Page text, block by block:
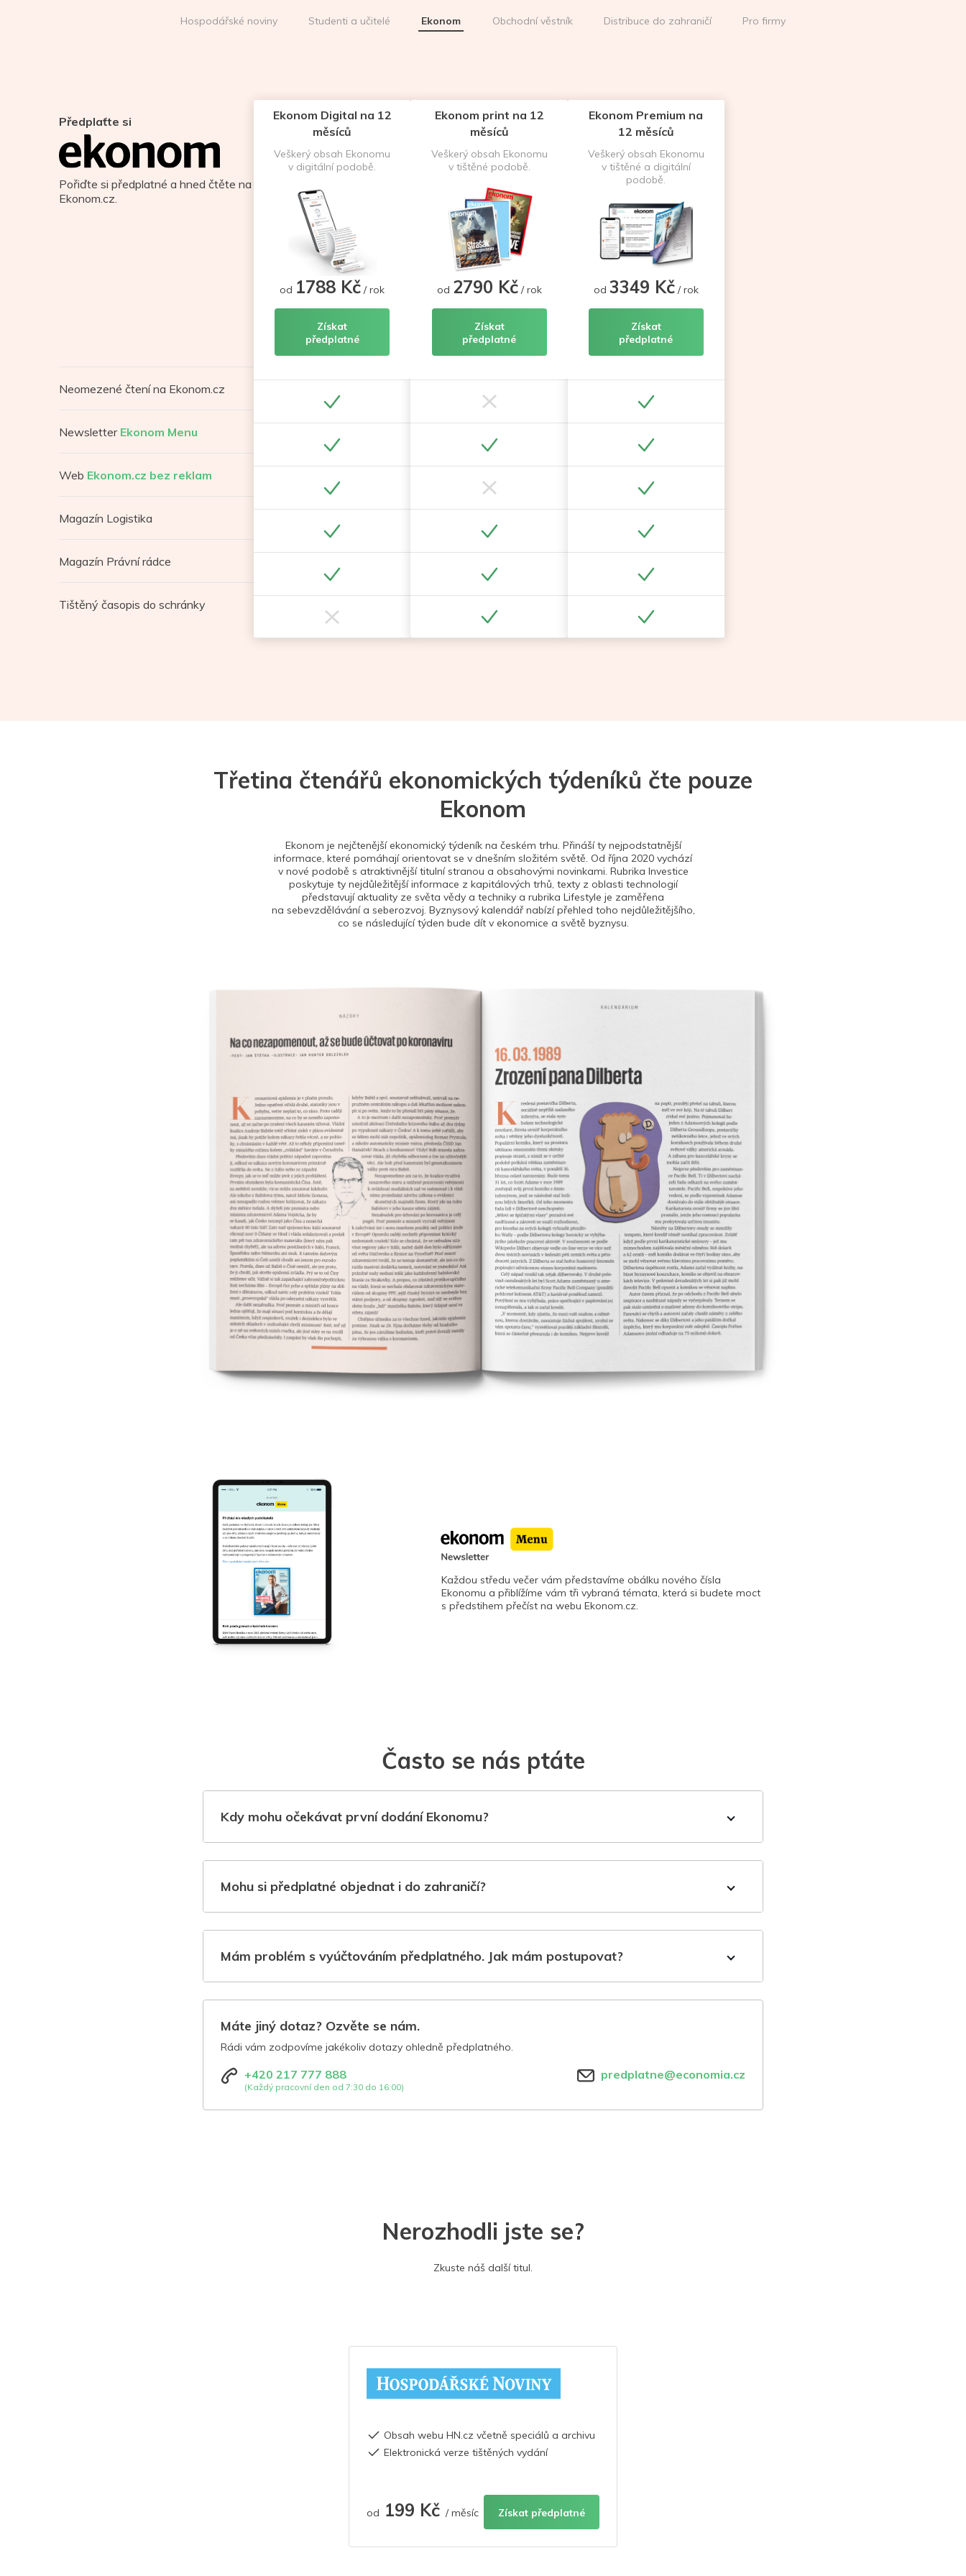
Hospodářské noviny Studenti a učitelé Ekonom Obchodní věstník Distribuce do zahraničí Pro firmy
Předplaťte si
Pořiďte si předplatné a hned čtěte na
Ekonom.cz.
Neomezené čtení na Ekonom.cz
Newsletter Ekonom Menu
Web Ekonom.cz bez reklam
Magazín Logistika
Magazín Právní rádce
Tištěný časopis do schránky
Ekonom Digital na 12
měsíců
Veškerý obsah Ekonomu
v digitální podobě.
od 1788 Kč / rok
Získat
předplatné
Ekonom print na 12
měsíců
Veškerý obsah Ekonomu
v tištěné podobě.
od 2790 Kč/ rok
Získat
předplatné
Ekonom Premium na
12 měsíců
Veškerý obsah Ekonomu
v tištěné a digitální
podobě.
od 3349 Kč/ rok
Získat
předplatné
Třetina čtenářů ekonomických týdeníků čte pouze
Ekonom
Ekonom je nejčtenější ekonomický týdeník na českém trhu. Přináší ty nejpodstatnější
informace, které pomáhají orientovat se v dnešním složitém světě. Od října 2020 vychází
v nové podobě s atraktivnější titulní stranou a obsahovými novinkami. Rubrika Investice
poskytuje ty nejdůležitější informace z kapitálových trhů, texty z oblasti technologií
představují aktuality ze světa vědy a techniky a rubrika Lifestyle je zaměřena
na sebevzdělávání a seberozvoj. Byznysový kalendář nabízí přehled toho nejdůležitějšího,
co se následující týden bude dít v ekonomice a světě byznysu.
Každou středu večer vám představíme obálku nového čísla
Ekonomu a přiblížíme vám tři vybraná témata, která si budete moct
s předstihem přečíst na webu Ekonom.cz.
Často se nás ptáte
Kdy mohu očekávat první dodání Ekonomu?
Mohu si předplatné objednat i do zahraničí?
Mám problém s vyúčtováním předplatného. Jak mám postupovat?
Máte jiný dotaz? Ozvěte se nám.
Rádi vám zodpovíme jakékoliv dotazy ohledně předplatného.
+420 217 777 888
(Každý pracovní den od 7:30 do 16:00)
predplatne@economia.cz
Nerozhodli jste se?
Zkuste náš další titul.
Obsah webu HN.cz včetně speciálů a archivu
Elektronická verze tištěných vydání
od 199 Kč / měsíc Získat předplatné